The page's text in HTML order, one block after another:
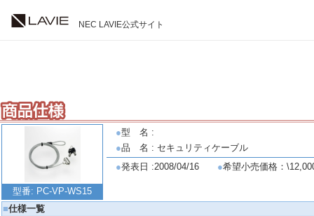
NEC LAVIE公式サイト
型番: PC-VP-WS15
●型 名 :
●品 名 : セキュリティケーブル
●発表日 :2008/04/16 ●希望小売価格：
■仕様一覧